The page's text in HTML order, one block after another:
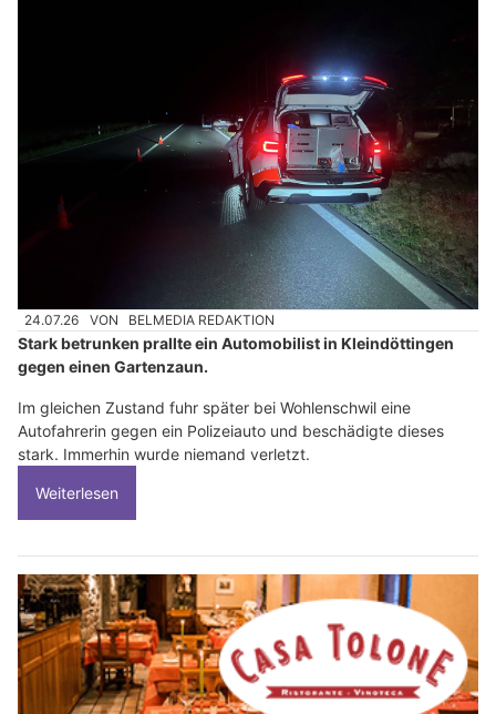
24.07.26 VON BELMEDIA REDAKTION
Stark betrunken prallte ein Automobilist in Kleindöttingen
gegen einen Gartenzaun.
Im gleichen Zustand fuhr später bei Wohlenschwil eine
Autofahrerin gegen ein Polizeiauto und beschädigte dieses
stark. Immerhin wurde niemand verletzt.
Weiterlesen